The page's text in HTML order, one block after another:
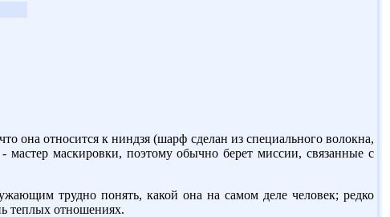
она относится к ниндзя (шарф сделан из специального волокна,
маскировки, поэтому обычно берет миссии, связанные с
трудно понять, какой она на самом деле человек; редко
теплых отношениях.